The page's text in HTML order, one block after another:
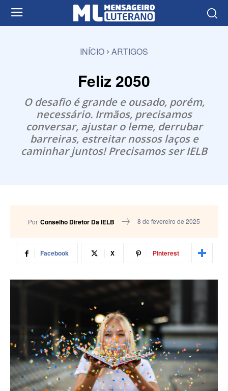
INÍCIO ARTIGOS
Feliz 2050
O desafio é grande e ousado, porém,
necessário. Irmãos, precisamos
conversar, ajustar o leme, derrubar
barreiras, estreitar nossos laços e
caminhar juntos! Precisamos ser IELB
Por Conselho Diretor Da IELB 8 de fevereiro de 2025
Facebook X Pinterest